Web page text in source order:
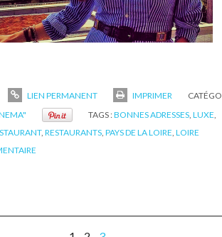
LIEN PERMANENT IMPRIMER
TAGS :BONNES ADRESSES LUXE
, RESTAURANTS PAYS DE LA LOIRE LOIRE